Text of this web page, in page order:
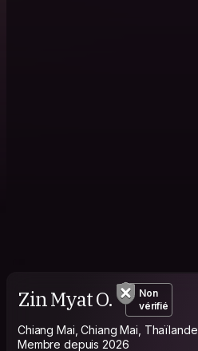
Zin Myat O.
Non
vérifié
Chiang Mai, Chiang Mai, Thaïlande
Membre depuis 2026